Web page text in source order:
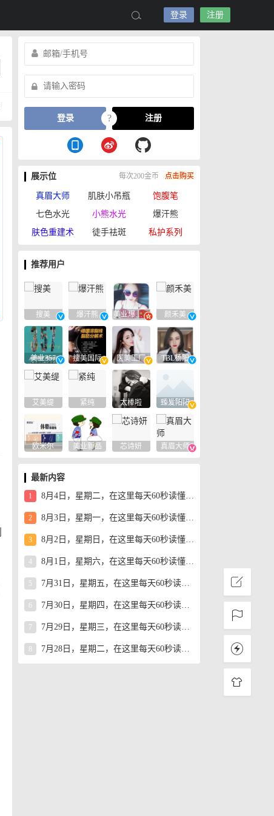
登录 注册
登录 ? 注册
展示位 每次200金币 点击购买
真眉大师 肌肤小吊瓶
饱腹笔
七色水光
小熊水光
爆汗熊
肤色重建术
徒手祛斑 私护系列
推荐用户
搜美 爆汗熊 美业爆款平台 颜禾美
美业357 搜美国际 医美工厂 TBL杨阳
艾美缇 紧纯 太棒啦 臻爱阳阳
欧米尔 美业新品 芯诗妍 真眉大师
最新内容
1 8月4日，星期二，在这里每天60秒读懂世界！
2 8月3日，星期一，在这里每天60秒读懂世界！
3 8月2日，星期日，在这里每天60秒读懂世界！
4 8月1日，星期六，在这里每天60秒读懂世界！
5 7月31日，星期五，在这里每天60秒读懂世界！
6 7月30日，星期四，在这里每天60秒读懂世界！
7 7月29日，星期三，在这里每天60秒读懂世界！
7月28日，星期二，在这里每天60秒读懂世界！